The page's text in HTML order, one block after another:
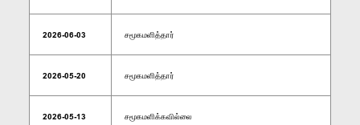
2026-06-03 சமூகமளித்தார்
2026-05-20 சமூகமளித்தார்
2026-05-13 சமூகமளிக்கவில்லை